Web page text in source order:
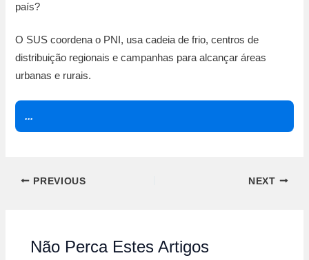
país?
O SUS coordena o PNI, usa cadeia de frio, centros de
distribuição regionais e campanhas para alcançar áreas
urbanas e rurais.
...
PREVIOUS NEXT
Não Perca Estes Artigos